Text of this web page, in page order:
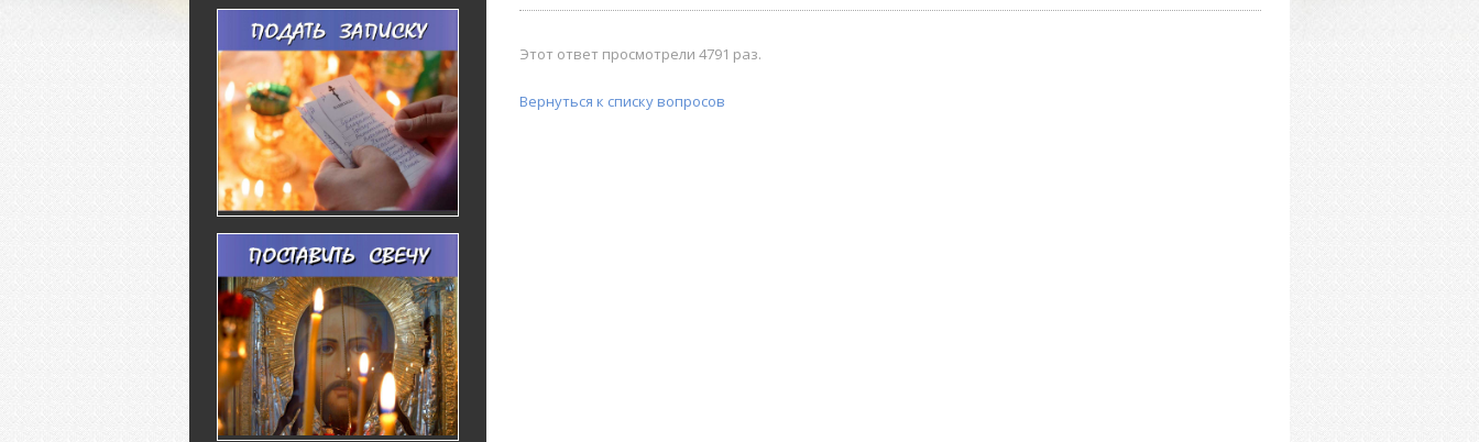
Этот ответ просмотрели 4791 раз.
Вернуться к списку вопросов